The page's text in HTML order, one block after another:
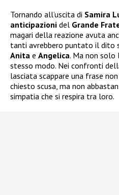
Tornando all’uscita di Samira
anticipazioni del Grande
magari della reazione avuta
tanti avrebbero puntato il dito
Anita e Angelica. Ma non
stesso modo. Nei confronti
lasciata scappare una frase
chiesto scusa, ma non
simpatia che si respira tra loro.